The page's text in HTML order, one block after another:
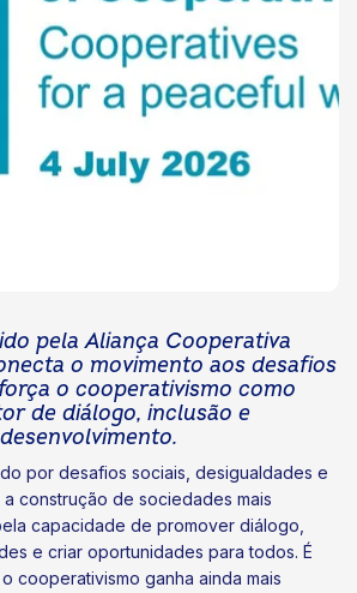
pela Aliança Cooperativa
o movimento aos desafios
o cooperativismo como
de diálogo, inclusão e
desenvolvimento.
por desafios sociais, desigualdades e
construção de sociedades mais
capacidade de promover diálogo,
e criar oportunidades para todos. É
cooperativismo ganha ainda mais